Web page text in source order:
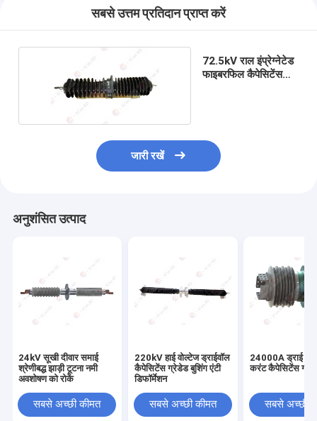
सबसे उत्तम प्रतिदान प्राप्त करें
72.5kV राल इंप्रेग्नेटेड
फाइबरफिल कैपेसिटेंस
जारी रखें
अनुशंसित उत्पाद
24kV सूखी दीवार समाई
श्रेणीबद्ध झाड़ी टूटना नमी
अवशोषण को रोकें
सबसे अच्छी कीमत
220kV हाई वोल्टेज ड्राईवॉल
कैपेसिटेंस ग्रेडेड बुशिंग एंटी
डिफॉर्मेशन
सबसे अच्छी कीमत
24000A ड्राई
करंट कैपेसिटेंस
सबसे अच्छी